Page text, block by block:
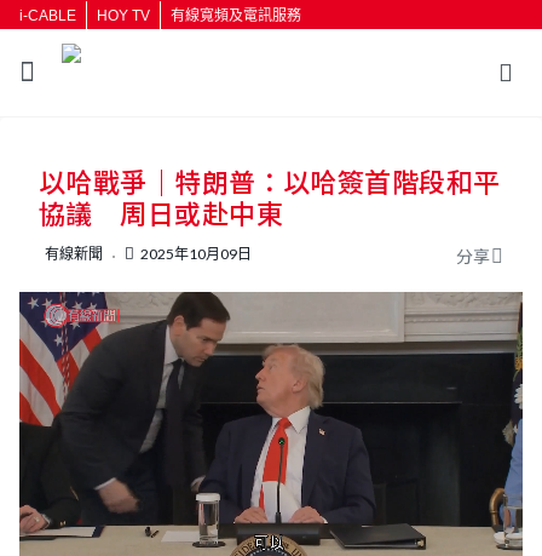
i-CABLE HOY TV 有線寬頻及電訊服務
按輸入鍵開始搜尋
以哈戰爭｜特朗普：以哈簽首階段和平
協議 周日或赴中東
有線新聞 2025年10月09日 分享